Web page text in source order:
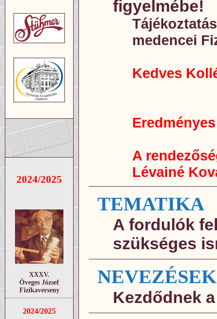
2024/2025
XXXV.
Öveges József
Fizikaverseny
2024/2025
figyelmébe!
medencei
Kedves
A
Lévainé
TEMATIKA
A fordulók
szükséges
NEVEZÉSEK
Kezdődnek